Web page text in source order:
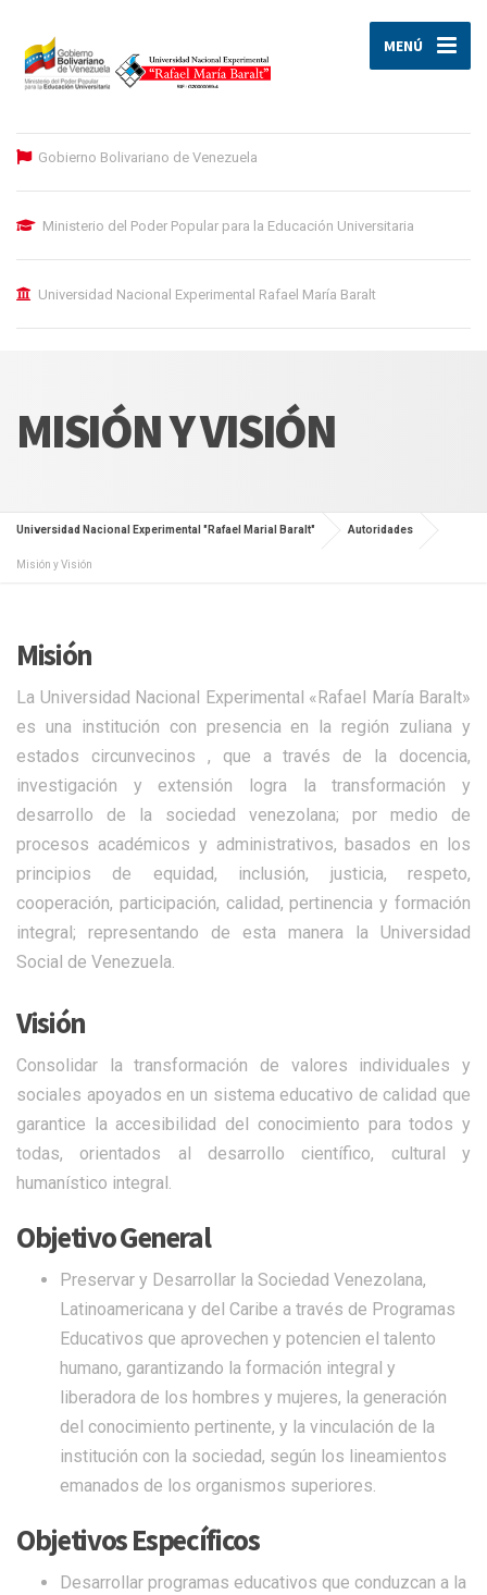
MENÚ
Gobierno Bolivariano de Venezuela
Ministerio del Poder Popular para la Educación Universitaria
Universidad Nacional Experimental Rafael María Baralt
MISIÓN Y VISIÓN
Universidad Nacional Experimental "Rafael Marial Baralt" Autoridades
Misión y Visión
Misión
La Universidad Nacional Experimental «Rafael María Baralt»
es una institución con presencia en la región zuliana y
estados circunvecinos , que a través de la docencia,
investigación y extensión logra la transformación y
desarrollo de la sociedad venezolana; por medio de
procesos académicos y administrativos, basados en los
principios de equidad, inclusión, justicia, respeto,
cooperación, participación, calidad, pertinencia y formación
integral; representando de esta manera la Universidad
Social de Venezuela.
Visión
Consolidar la transformación de valores individuales y
sociales apoyados en un sistema educativo de calidad que
garantice la accesibilidad del conocimiento para todos y
todas, orientados al desarrollo científico, cultural y
humanístico integral.
Objetivo General
Preservar y Desarrollar la Sociedad Venezolana,
Latinoamericana y del Caribe a través de Programas
Educativos que aprovechen y potencien el talento
humano, garantizando la formación integral y
liberadora de los hombres y mujeres, la generación
del conocimiento pertinente, y la vinculación de la
institución con la sociedad, según los lineamientos
emanados de los organismos superiores.
Objetivos Específicos
Desarrollar programas educativos que conduzcan a la